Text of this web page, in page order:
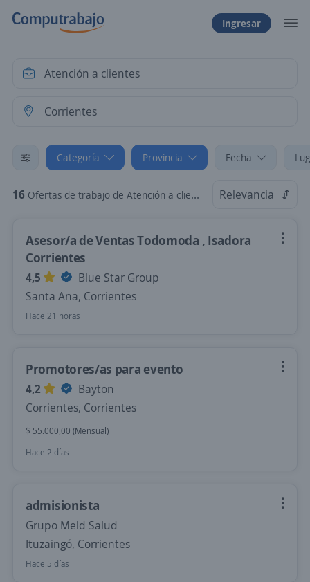
Ingresar
Categoría Provincia Fecha
16 Ofertas de trabajo de Atención a clientes en Corrientes Relevancia
Asesor/a de Ventas Todomoda , Isadora
Corrientes
4,5
Blue Star Group
Santa Ana, Corrientes
Hace 21 horas
Promotores/as para evento
4,2
Bayton
Corrientes, Corrientes
$ 55.000,00 (Mensual)
Hace 2 días
admisionista
Grupo Meld Salud
Ituzaingó, Corrientes
Hace 5 días